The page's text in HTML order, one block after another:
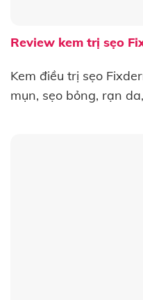
Review kem trị sẹo
Kem điều trị sẹo
mụn, sẹo bỏng, rạn